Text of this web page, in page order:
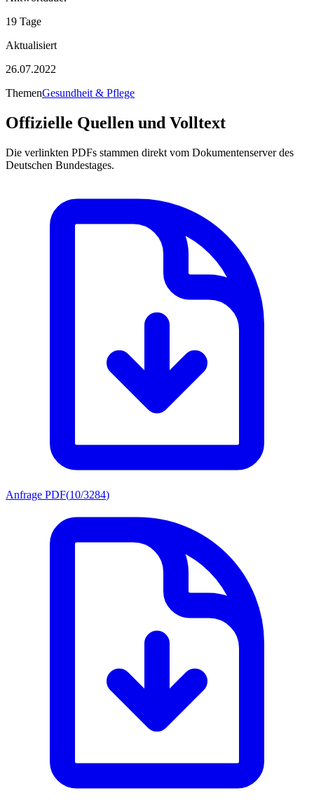
19 Tage
Aktualisiert
26.07.2022
ThemenGesundheit & Pflege
Offizielle Quellen und Volltext
Die verlinkten PDFs stammen direkt vom Dokumentenserver des
Deutschen Bundestages.
Anfrage PDF(10/3284)